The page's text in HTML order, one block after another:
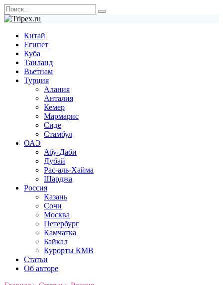
Перейти
к
содержанию
Search
for:
Китай
Египет
Куба
Таиланд
Вьетнам
Турция
Алания
Анталия
Кемер
Мармарис
Сиде
Стамбул
ОАЭ
Абу-Даби
Дубай
Рас-аль-Хайма
Шарджа
Россия
Казань
Сочи
Москва
Петербург
Камчатка
Байкал
Курорты КМВ
Статьи
Об авторе